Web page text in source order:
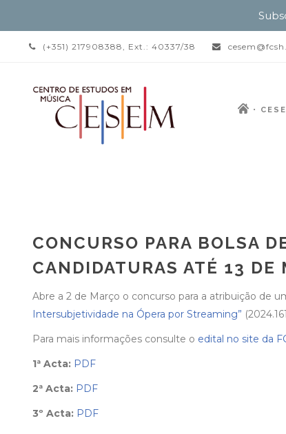
(+351) 217908388, Ext.: 40337/38
CONCURSO PARA BOLSA
CANDIDATURAS ATÉ 13 DE
Abre a 2 de Março o concurso para a atribuição de
Intersubjetividade na Ópera por Streaming”
Para mais informações consulte o edital no site da
1ª Acta: PDF
2ª Acta: PDF
3º Acta: PDF